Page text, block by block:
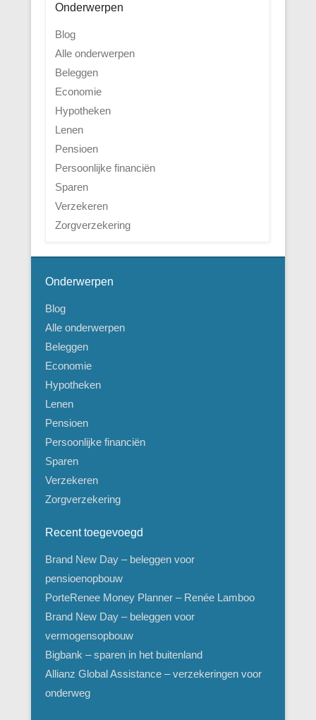
Onderwerpen
Blog
Alle onderwerpen
Beleggen
Economie
Hypotheken
Lenen
Pensioen
Persoonlijke financiën
Sparen
Verzekeren
Zorgverzekering
Onderwerpen
Blog
Alle onderwerpen
Beleggen
Economie
Hypotheken
Lenen
Pensioen
Persoonlijke financiën
Sparen
Verzekeren
Zorgverzekering
Recent toegevoegd
Brand New Day – beleggen voor
pensioenopbouw
PorteRenee Money Planner – Renée Lamboo
Brand New Day – beleggen voor
vermogensopbouw
Bigbank – sparen in het buitenland
Allianz Global Assistance – verzekeringen voor
onderweg